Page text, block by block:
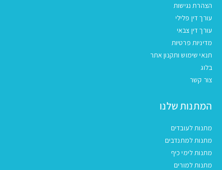
הצהרת נגישות
עורך דין פלילי
עורך דין צבאי
מדיניות פרטיות
תנאי שימוש ותקנון אתר
בלוג
צור קשר
המתנות שלנו
מתנות לעובדים
מתנות למתנדבים
מתנות לימי כיף
מתנות למורים